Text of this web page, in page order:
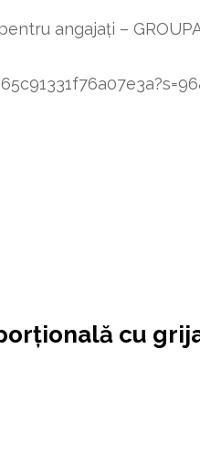
angajați –
cu